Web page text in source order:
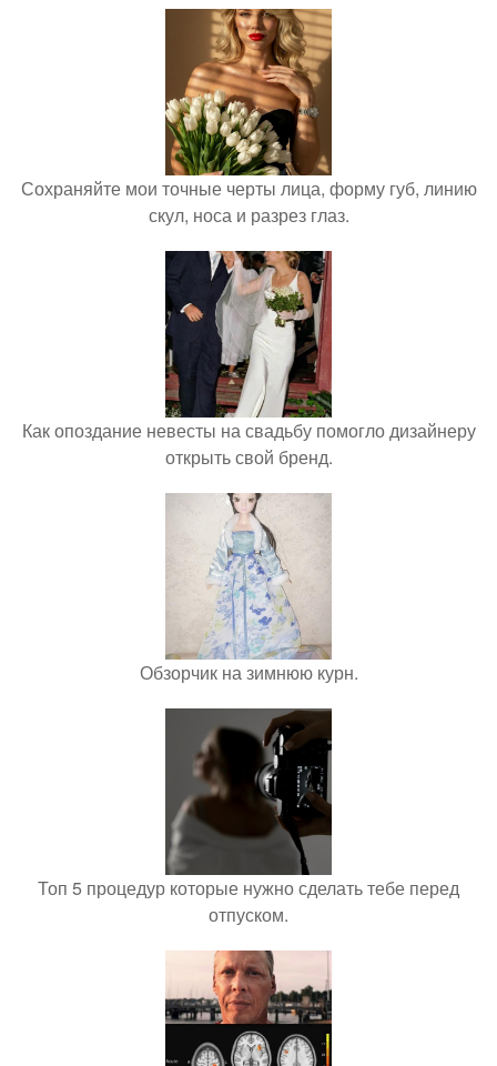
Сохраняйте мои точные черты лица, форму губ, линию
скул, носа и разрез глаз.
Как опоздание невесты на свадьбу помогло дизайнеру
открыть свой бренд.
Обзорчик на зимнюю курн.
Топ 5 процедур которые нужно сделать тебе перед
отпуском.